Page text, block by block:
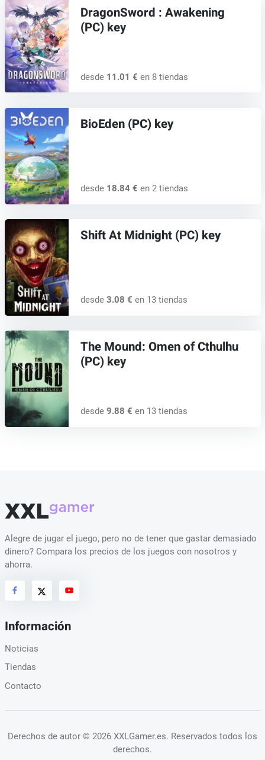
DragonSword : Awakening
(PC) key
desde 11.01 € en 8 tiendas
BioEden (PC) key
desde 18.84 € en 2 tiendas
Shift At Midnight (PC) key
desde 3.08 € en 13 tiendas
The Mound: Omen of Cthulhu
(PC) key
desde 9.88 € en 13 tiendas
Alegre de jugar el juego, pero no de tener que gastar demasiado
dinero? Compara los precios de los juegos con nosotros y
ahorra.
Información
Noticias
Tiendas
Contacto
Derechos de autor © 2026 XXLGamer.es. Reservados todos los
derechos.